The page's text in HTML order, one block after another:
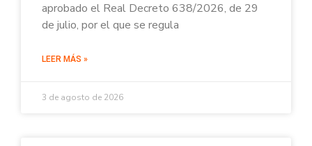
aprobado el Real Decreto 638/2026, de 29
de julio, por el que se regula
LEER MÁS »
3 de agosto de 2026